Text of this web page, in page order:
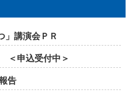
」講演会ＰＲ
＜申込受付中＞
告